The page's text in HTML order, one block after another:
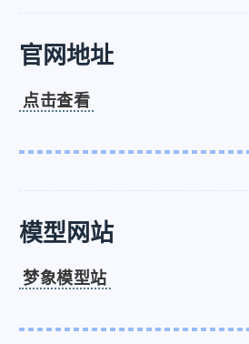
官网地址
点击查看
模型网站
梦象模型站